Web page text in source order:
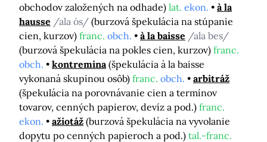
obchodov založených na odhade) lat. ekon.
à la
hausse /ala ós/ (burzová špekulácia na stúpanie
cien, kurzov) franc. obch. à la baisse /ala bes/
(burzová špekulácia na pokles cien, kurzov) franc.
obch.
kontremina (špekulácia à la baisse
vykonaná skupinou osôb) franc. obch.
arbitráž
(špekulácia na porovnávanie cien a termínov
tovarov, cenných papierov, devíz a pod.) franc.
ekon.
ažiotáž (burzová špekulácia na vyvolanie
dopytu po cenných papieroch a pod.) tal.-franc.